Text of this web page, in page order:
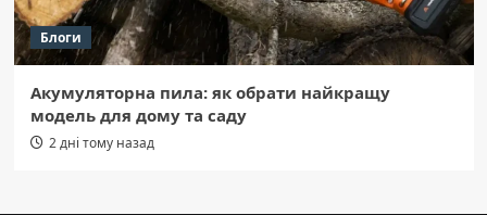
Блоги
Акумуляторна пила: як обрати найкращу
модель для дому та саду
2 дні тому назад